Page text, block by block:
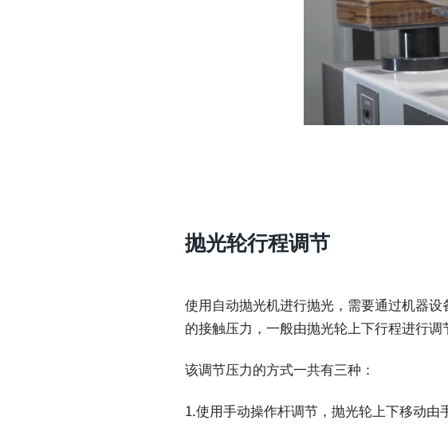
抛光轮行程调节
使用自动抛光机进行抛光，需要通过机器
的接触压力，一般由抛光轮上下行程进行调
该调节压力的方式一共有三种：
1.使用手动操作杆调节，抛光轮上下移动由